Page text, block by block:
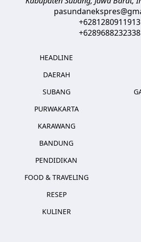
+6281280911913
+6289688232338
HEADLINE
DAERAH
SUBANG
PURWAKARTA
KARAWANG
BANDUNG
PENDIDIKAN
FOOD & TRAVELING
RESEP
KULINER